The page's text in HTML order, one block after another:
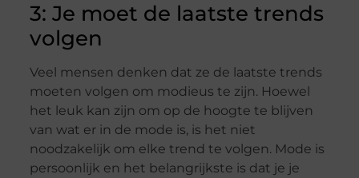
3: Je moet de laatste trends
volgen
Veel mensen denken dat ze de laatste trends
moeten volgen om modieus te zijn. Hoewel
het leuk kan zijn om op de hoogte te blijven
van wat er in de mode is, is het niet
noodzakelijk om elke trend te volgen. Mode is
persoonlijk en het belangrijkste is dat je je